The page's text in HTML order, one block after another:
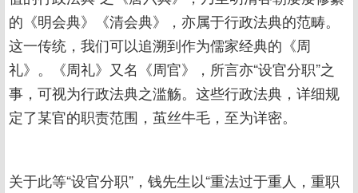
的《明会典》《清会典》，亦属于行政法典的范畴。
这一传统，我们可以追溯到作为儒家经典的《周
礼》。《周礼》又名《周官》，所言亦“设官分职”之
事，可视为行政法典之滥觞。这些行政法典，详细规
定了某官的职责范围，茧丝牛毛，至为详密。
关于此等“设官分职”，钱先生以“重法过于重人，重职